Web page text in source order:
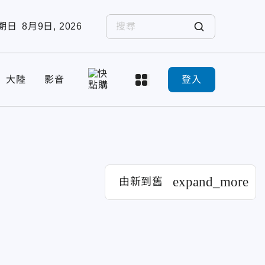
日 8月9日, 2026
大陸 影音 登入
由新到舊 expand_more